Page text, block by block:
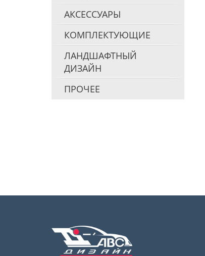
АКСЕССУАРЫ
КОМПЛЕКТУЮЩИЕ
ЛАНДШАФТНЫЙ
ДИЗАЙН
ПРОЧЕЕ